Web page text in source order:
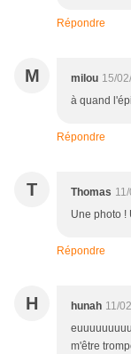
Répondre
M milou 15/
à quand
Répondre
T Thomas
Une photo !
Répondre
H hunah 11/
m'être